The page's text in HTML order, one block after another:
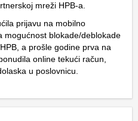
mreži HPB-a.
prijavu na mobilno
mogućnost blokade/deblokade
a prošle godine prva na
online tekući račun,
u poslovnicu.